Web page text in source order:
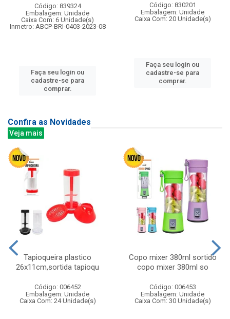
Código: 839324
Embalagem: Unidade
Caixa Com: 6 Unidade(s)
Inmetro: ABCP-BRI-0403-2023-08
Faça seu login ou
cadastre-se para
comprar.
Código: 830201
Embalagem: Unidade
Caixa Com: 20 Unidade(s)
Faça seu login ou
cadastre-se para
comprar.
Confira as Novidades
Veja mais
Tapioqueira plastico
26x11cm,sortida tapioqu
Código: 006452
Embalagem: Unidade
Caixa Com: 24 Unidade(s)
Copo mixer 380ml sortido
copo mixer 380ml so
Código: 006453
Embalagem: Unidade
Caixa Com: 30 Unidade(s)